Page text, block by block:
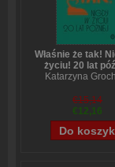
Właśnie że tak!
życiu! 20 lat
Katarzyna
€15,14
€12,16